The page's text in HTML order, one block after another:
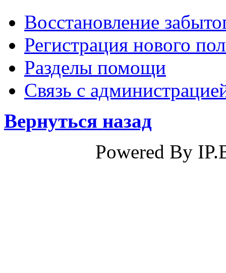
Восстановление
Регистрация нового
Разделы помощи
Связь с
Вернуться назад
Powered By